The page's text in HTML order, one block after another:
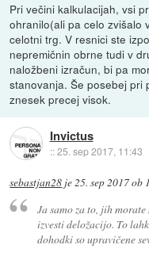
Pri večini kalkulacijah, vsi
ohranilo(ali pa celo zvišalo
celotni trg. V resnici ste
nepremičnin obrne tudi v
naložbeni izračun, bi pa
stanovanja. Še posebej pri
znesek precej visok.
Invictus
::25. sep 2017, 11:43
sebastjan28 je25. sep 2017 ob
Ja samo za to, jih
izvesti deložacijo. To
dohodki so upravičene